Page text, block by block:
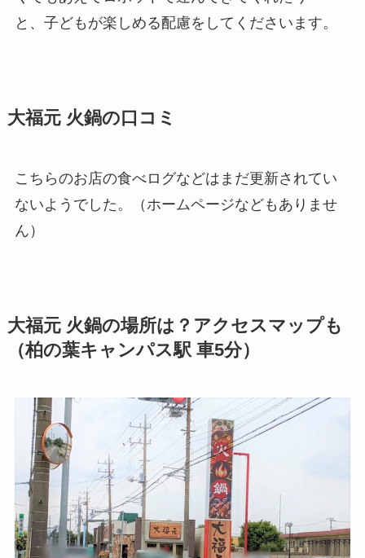
と、子どもが楽しめる配慮をしてくださいます。
大福元 火鍋の口コミ
こちらのお店の食べログなどはまだ更新されてい
ないようでした。（ホームページなどもありませ
ん）
大福元 火鍋の場所は？アクセスマップも
（柏の葉キャンパス駅 車5分）